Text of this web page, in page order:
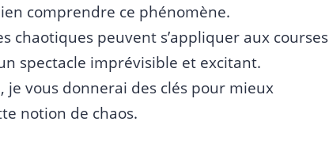
comprendre ce phénomène.
chaotiques peuvent s’appliquer aux courses
spectacle imprévisible et excitant.
je vous donnerai des clés pour mieux
notion de chaos.